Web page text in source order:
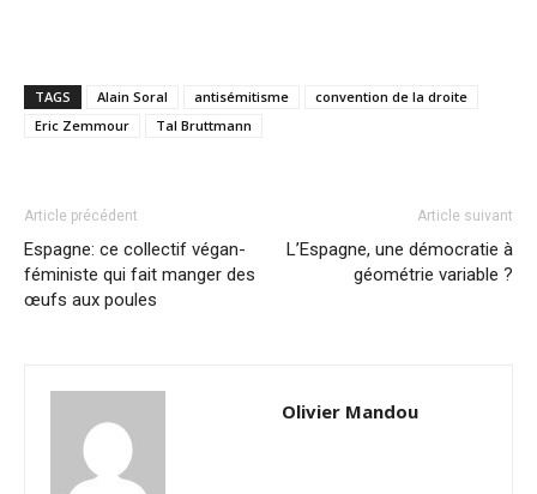
TAGS Alain Soral antisémitisme
convention de la droite
Eric Zemmour
Tal Bruttmann
Article précédent
Espagne: ce collectif végan-
féministe qui fait manger des
œufs aux poules
Article suivant
L’Espagne, une démocratie à
géométrie variable ?
Olivier Mandou